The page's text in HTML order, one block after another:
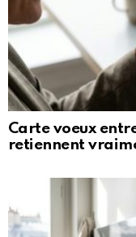
Carte voeux
retiennent